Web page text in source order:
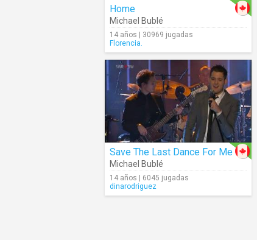
Home
Michael Bublé
14 años | 30969 jugadas
Florencia.
Save The Last Dance For Me
Michael Bublé
14 años | 6045 jugadas
dinarodriguez